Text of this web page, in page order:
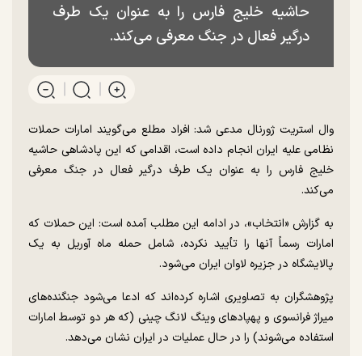
حاشیه خلیج فارس را به عنوان یک طرف
درگیر فعال در جنگ معرفی می‌کند.
وال استریت ژورنال مدعی شد: افراد مطلع می‌گویند امارات حملات
نظامی علیه ایران انجام داده است، اقدامی که این پادشاهی حاشیه
خلیج فارس را به عنوان یک طرف درگیر فعال در جنگ معرفی
می‌کند.
به گزارش «انتخاب»، در ادامه این مطلب آمده است: این حملات که
امارات رسماً آنها را تأیید نکرده، شامل حمله ماه آوریل به یک
پالایشگاه در جزیره لاوان ایران می‌شود.
پژوهشگران به تصاویری اشاره کرده‌اند که ادعا می‌شود جنگنده‌های
میراژ فرانسوی و پهپاد‌های وینگ لانگ چینی (که هر دو توسط امارات
استفاده می‌شوند) را در حال عملیات در ایران نشان می‌دهد.